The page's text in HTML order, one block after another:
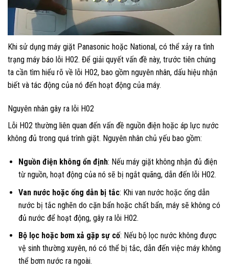
Khi sử dụng máy giặt Panasonic hoặc National, có thể xảy ra tình
trạng máy báo lỗi H02. Để giải quyết vấn đề này, trước tiên chúng
ta cần tìm hiểu rõ về lỗi H02, bao gồm nguyên nhân, dấu hiệu nhận
biết và tác động của nó đến hoạt động của máy.
Nguyên nhân gây ra lỗi H02
Lỗi H02 thường liên quan đến vấn đề nguồn điện hoặc áp lực nước
không đủ trong quá trình giặt. Nguyên nhân chủ yếu bao gồm:
Nguồn điện không ổn định: Nếu máy giặt không nhận đủ điện
từ nguồn, hoạt động của nó sẽ bị ngắt quãng, dẫn đến lỗi H02.
Van nước hoặc ống dẫn bị tắc: Khi van nước hoặc ống dẫn
nước bị tắc nghẽn do cặn bẩn hoặc chất bẩn, máy sẽ không có
đủ nước để hoạt động, gây ra lỗi H02.
Bộ lọc hoặc bơm xả gặp sự cố: Nếu bộ lọc nước không được
vệ sinh thường xuyên, nó có thể bị tắc, dẫn đến việc máy không
thể bơm nước ra ngoài.